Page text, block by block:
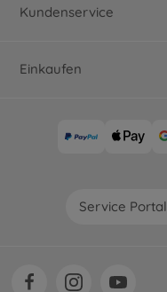
Kundenservice
Einkaufen
Service Portal